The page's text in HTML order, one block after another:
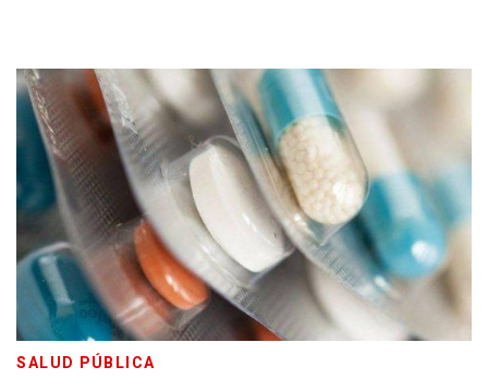
SALUD PÚBLICA